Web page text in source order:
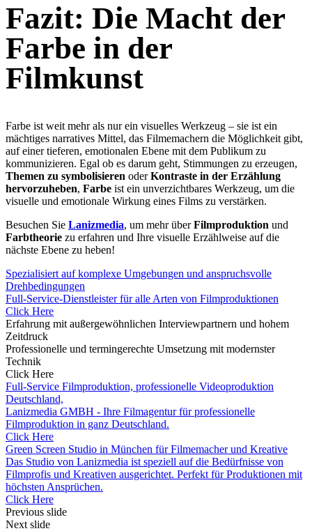
Fazit: Die Macht der
Farbe in der
Filmkunst
Farbe ist weit mehr als nur ein visuelles Werkzeug – sie ist ein
mächtiges narratives Mittel, das Filmemachern die Möglichkeit gibt,
auf einer tieferen, emotionalen Ebene mit dem Publikum zu
kommunizieren. Egal ob es darum geht, Stimmungen zu erzeugen,
Themen zu symbolisieren oderKontraste in der Erzählung
hervorzuheben, Farbe ist ein unverzichtbares Werkzeug, um die
visuelle und emotionale Wirkung eines Films zu verstärken.
Besuchen Sie Lanizmedia, um mehr überFilmproduktion und
Farbtheorie zu erfahren und Ihre visuelle Erzählweise auf die
nächste Ebene zu heben!
Spezialisiert auf komplexe Umgebungen und anspruchsvolle
Drehbedingungen
Full-Service-Dienstleister für alle Arten von Filmproduktionen
Click Here
Erfahrung mit außergewöhnlichen Interviewpartnern und hohem
Zeitdruck
Professionelle und termingerechte Umsetzung mit modernster
Technik
Click Here
Full-Service Filmproduktion, professionelle Videoproduktion
Deutschland,
Lanizmedia GMBH - Ihre Filmagentur für professionelle
Filmproduktion in ganz Deutschland.
Click Here
Green Screen Studio in München für Filmemacher und Kreative
Das Studio von Lanizmedia ist speziell auf die Bedürfnisse von
Filmprofis und Kreativen ausgerichtet. Perfekt für Produktionen mit
höchsten Ansprüchen.
Click Here
Previous slide
Next slide